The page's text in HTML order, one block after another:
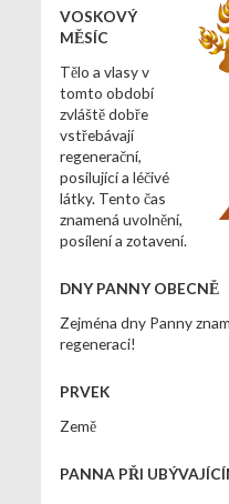
VOSKOVÝ
MĚSÍC
Tělo a vlasy v
tomto období
zvláště dobře
vstřebávají
regenerační,
posilující a léčivé
látky. Tento čas
znamená uvolnění,
posílení a zotavení.
DNY PANNY OBECNĚ
Zejména dny Panny
regeneraci!
PRVEK
Země
PANNA PŘI